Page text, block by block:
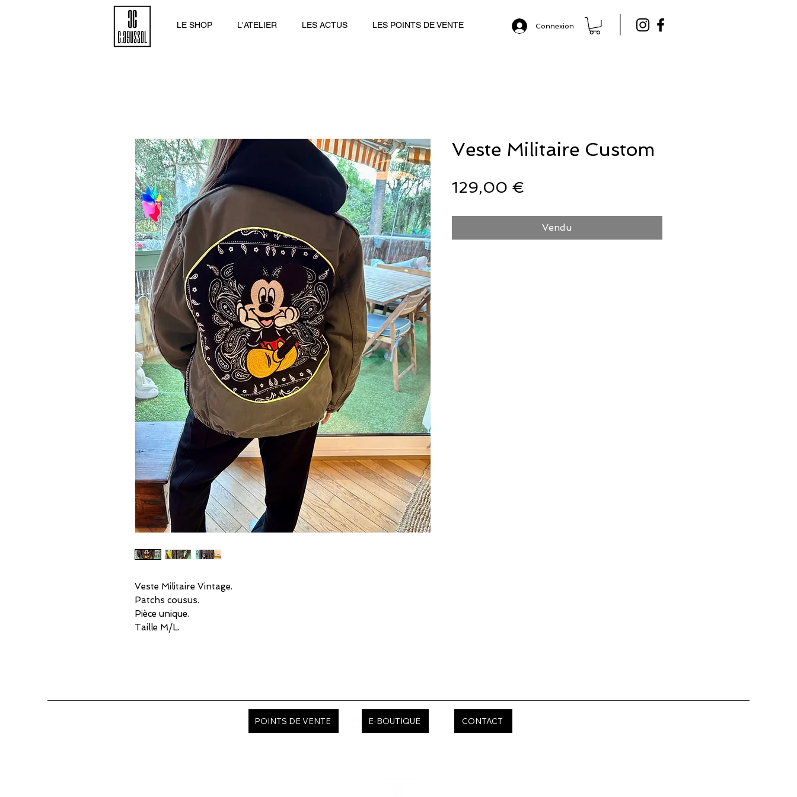
LE SHOP L'ATELIER LES ACTUS LES POINTS DE VENTE Connexion
Veste Militaire Vintage.
Patchs cousus.
Pièce unique.
Taille M/L.
Veste Militaire Custom
129,00 €
Vendu
POINTS DE VENTE E-BOUTIQUE CONTACT